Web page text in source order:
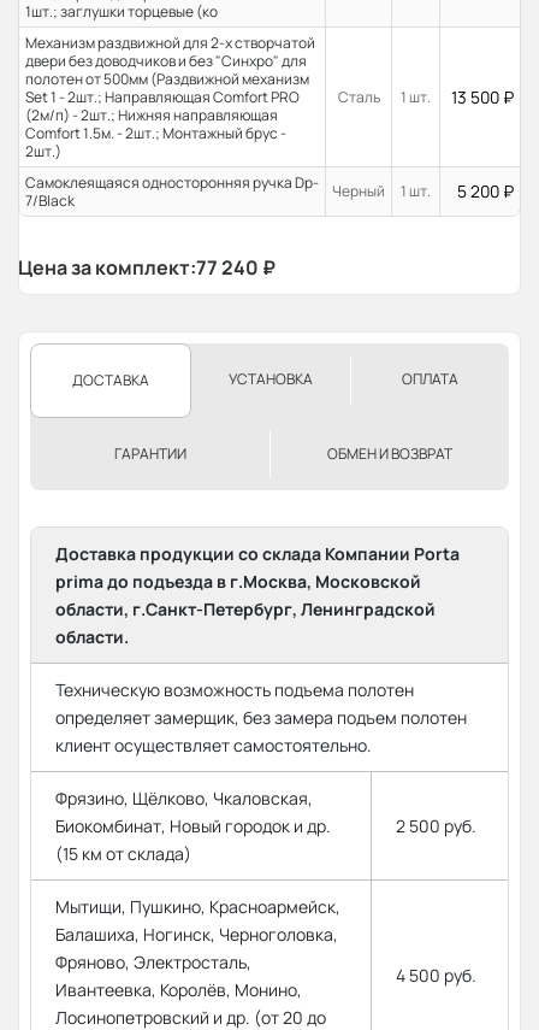
1шт.; заглушки торцевые (ко
Механизм раздвижной для 2-х створчатой
двери без доводчиков и без "Синхро" для
полотен от 500мм (Раздвижной механизм
Set 1 - 2шт.; Направляющая Comfort PRO
(2м/п) - 2шт.; Нижняя направляющая
Comfort 1.5м. - 2шт.; Монтажный брус -
2шт.)
Сталь 1 шт. 13 500 ₽
Самоклеящаяся односторонняя ручка Dp-
7/Black
Черный 1 шт. 5 200 ₽
Цена за комплект:77 240 ₽
ДОСТАВКА УСТАНОВКА ОПЛАТА
ГАРАНТИИ ОБМЕН И ВОЗВРАТ
Доставка продукции со склада Компании Porta
prima до подъезда в г.Москва, Московской
области, г.Санкт-Петербург, Ленинградской
области.
Техническую возможность подъема полотен
определяет замерщик, без замера подъем полотен
клиент осуществляет самостоятельно.
Фрязино, Щёлково, Чкаловская,
Биокомбинат, Новый городок и др.
(15 км от склада)
2 500 руб.
Мытищи, Пушкино, Красноармейск,
Балашиха, Ногинск, Черноголовка,
Фряново, Электросталь,
Ивантеевка, Королёв, Монино,
Лосинопетровский и др. (от 20 до
4 500 руб.